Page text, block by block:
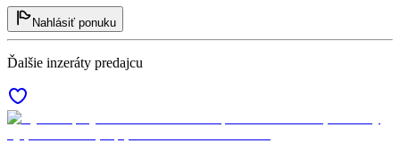
Nahlásiť ponuku
Ďalšie inzeráty predajcu